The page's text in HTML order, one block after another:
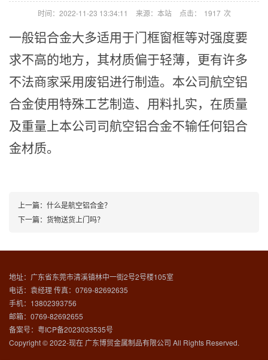
时间：2022-11-23 13:34:11 来源：本站 点击： 1917 次
一般铝合金大多适用于门框窗框等对强度要
求不高的地方，其材质偏于轻薄， 更有许多
不法商家采用废铝进行制造。本公司航空铝
合金使用特殊工艺制造、用料扎实，在质量
及重量上本公司司航空铝合金不输任何铝合
金材质。
上一篇： 什么是航空铝合金？
下一篇： 货物送货上门吗？
地址：广东省东莞市清溪镇林中一街2号2号楼105室
电话：袁经理 传真：0769-82692635
手机：13802393756
邮箱：0769-82692655
备案号： 粤ICP备2023033535号
Copyright © 2022-现在 广东博贸金属制品有限公司 All Rights Reserved.